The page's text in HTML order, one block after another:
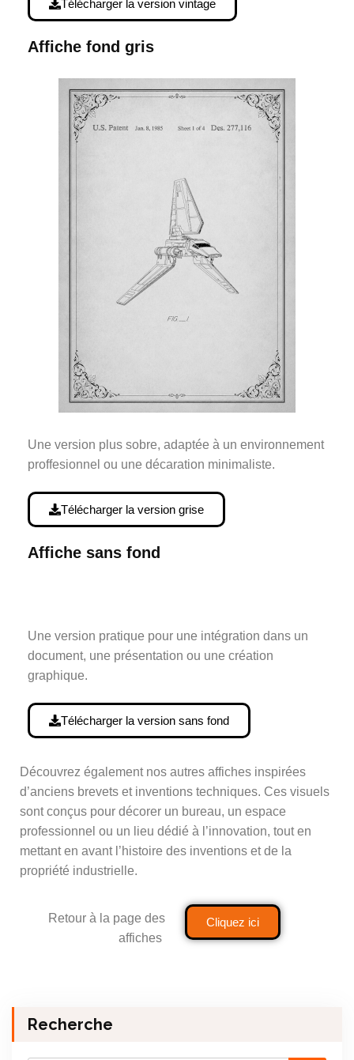
Télécharger la version vintage
Affiche fond gris
Une version plus sobre, adaptée à un environnement
proffesionnel ou une décaration minimaliste.
Télécharger la version grise
Affiche sans fond
Une version pratique pour une intégration dans un
document, une présentation ou une création
graphique.
Télécharger la version sans fond
Découvrez également nos autres affiches inspirées
d’anciens brevets et inventions techniques. Ces visuels
sont conçus pour décorer un bureau, un espace
professionnel ou un lieu dédié à l’innovation, tout en
mettant en avant l’histoire des inventions et de la
propriété industrielle.
Retour à la page des
affiches
Cliquez ici
Recherche